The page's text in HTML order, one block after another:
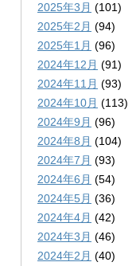
2025年3月 (101)
2025年2月 (94)
2025年1月 (96)
2024年12月 (91)
2024年11月 (93)
2024年10月 (113)
2024年9月 (96)
2024年8月 (104)
2024年7月 (93)
2024年6月 (54)
2024年5月 (36)
2024年4月 (42)
2024年3月 (46)
2024年2月 (40)